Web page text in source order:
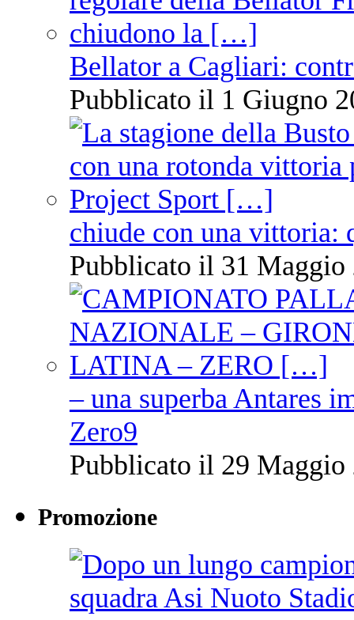
Bellator a Cagliari:
Pubblicato il 1 Giugno
chiude con una vittoria:
Pubblicato il 31 Maggio
– una superba Antares
Zero9
Pubblicato il 29 Maggio
Promozione